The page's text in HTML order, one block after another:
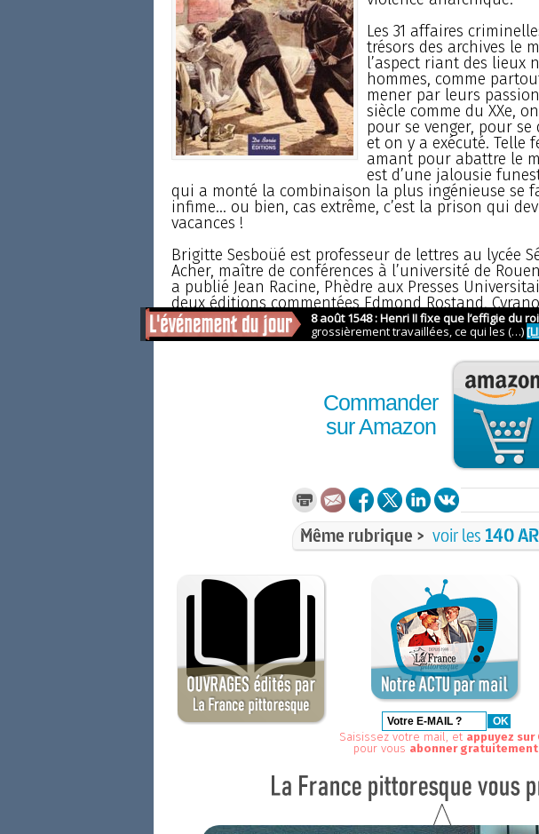
Les 31 affaires
trésors des archives le
l’aspect riant des lieux
hommes, comme
mener par leurs
siècle comme du XXe,
pour se venger, pour se
et on y a exécuté. Telle
amant pour abattre le
est d’une jalousie
qui a monté la combinaison la plus ingénieuse se
infime... ou bien, cas extrême, c’est la prison qui
vacances !
Brigitte Sesboüé est professeur de lettres au lycée
Acher, maître de conférences à l’université de
a publié Jean Racine, Phèdre aux Presses
deux éditions commentées Edmond Rostand,
Bibliothèque Gallimard" ; Victor Hugo, Ruy Blas, "
nombreux articles universitaires.
Commander
sur Amazon
Même rubrique > voir les 140
Saisissez votre mail, et appuyez sur
pour vous abonner gratuitement